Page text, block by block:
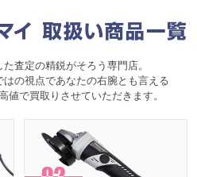
査定の精鋭がそろう専門店。
の視点であなたの右腕とも言える
値で買取りさせていただきます。